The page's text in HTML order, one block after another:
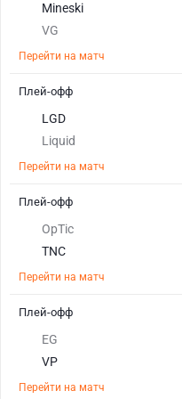
Mineski
VG
Перейти на матч
LGD
Liquid
Перейти на матч
Плей-офф
OpTic
TNC
Перейти на матч
Плей-офф
EG
VP
Перейти на матч
Плей-офф